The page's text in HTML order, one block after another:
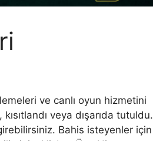
ve canlı oyun hizmetini
veya dışarıda tutuldu.
Bahis isteyenler için